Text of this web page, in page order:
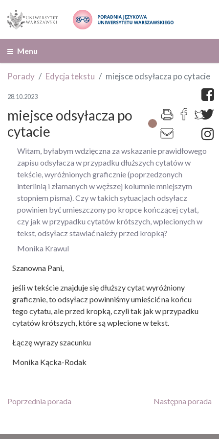
Menu
Porady Edycja tekstu miejsce odsyłacza po cytacie
28.10.2023
miejsce odsyłacza po
cytacie
Witam, byłabym wdzięczna za wskazanie prawidłowego
zapisu odsyłacza w przypadku dłuższych cytatów w
tekście, wyróżnionych graficznie (poprzedzonych
interlinią i złamanych w węższej kolumnie mniejszym
stopniem pisma). Czy w takich sytuacjach odsyłacz
powinien być umieszczony po kropce kończącej cytat,
czy jak w przypadku cytatów krótszych, wplecionych w
tekst, odsyłacz stawiać należy przed kropką?
Monika Krawul
Szanowna Pani,
jeśli w tekście znajduje się dłuższy cytat wyróżniony
graficznie, to odsyłacz powinniśmy umieścić na końcu
tego cytatu, ale przed kropką, czyli tak jak w przypadku
cytatów krótszych, które są wplecione w tekst.
Łączę wyrazy szacunku
Monika Kącka-Rodak
Poprzednia porada Następna porada